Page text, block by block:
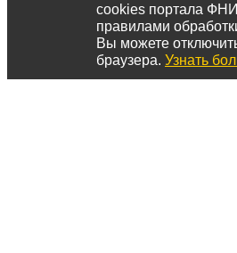
cookies портала
правилами
Вы можете
браузера. Узнать